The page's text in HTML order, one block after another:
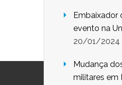
Embaixador
evento na
20/01/2024
Mudança
militares em